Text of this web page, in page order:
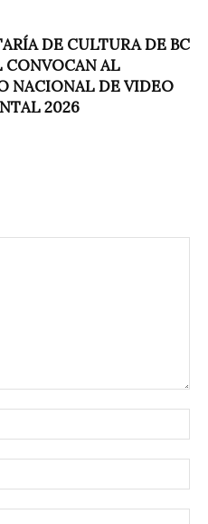
DE CULTURA DE BC
CONVOCAN AL
NACIONAL DE VIDEO
2026